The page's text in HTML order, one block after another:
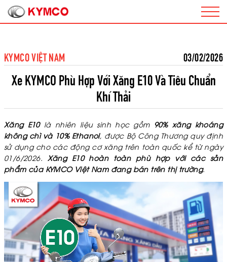
KYMCO VIỆT NAM 03/02/2026
Xe KYMCO Phù Hợp Với Xăng E10 Và Tiêu Chuẩn
Khí Thải
Xăng E10là nhiên liệu sinh học gồm 90% xăng khoáng
không chì và 10% Ethanol, được Bộ Công Thương quy định
sử dụng cho các động cơ xăng trên toàn quốc kể từ ngày
01/6/2026. Xăng E10 hoàn toàn phù hợp với các sản
phẩm của KYMCO Việt Nam đang bán trên thị trường.